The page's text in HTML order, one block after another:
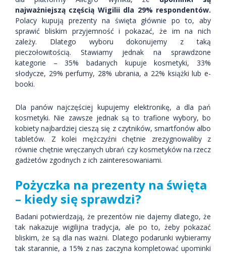
najważniejszą częścią Wigilii dla 29% respondentów.
Polacy kupują prezenty na święta głównie po to, aby
sprawić bliskim przyjemność i pokazać, że im na nich
zależy. Dlatego wyboru dokonujemy z taką
pieczołowitością. Stawiamy jednak na sprawdzone
kategorie – 35% badanych kupuje kosmetyki, 33%
słodycze, 29% perfumy, 28% ubrania, a 22% książki lub e-
booki.
Dla panów najczęściej kupujemy elektronikę, a dla pań
kosmetyki. Nie zawsze jednak są to trafione wybory, bo
kobiety najbardziej cieszą się z czytników, smartfonów albo
tabletów. Z kolei mężczyźni chętnie zrezygnowaliby z
równie chętnie wręczanych ubrań czy kosmetyków na rzecz
gadżetów zgodnych z ich zainteresowaniami.
Pożyczka na prezenty na święta
– kiedy się sprawdzi?
Badani potwierdzają, że prezentów nie dajemy dlatego, że
tak nakazuje wigilijna tradycja, ale po to, żeby pokazać
bliskim, że są dla nas ważni. Dlatego podarunki wybieramy
tak starannie, a 15% z nas zaczyna kompletować upominki